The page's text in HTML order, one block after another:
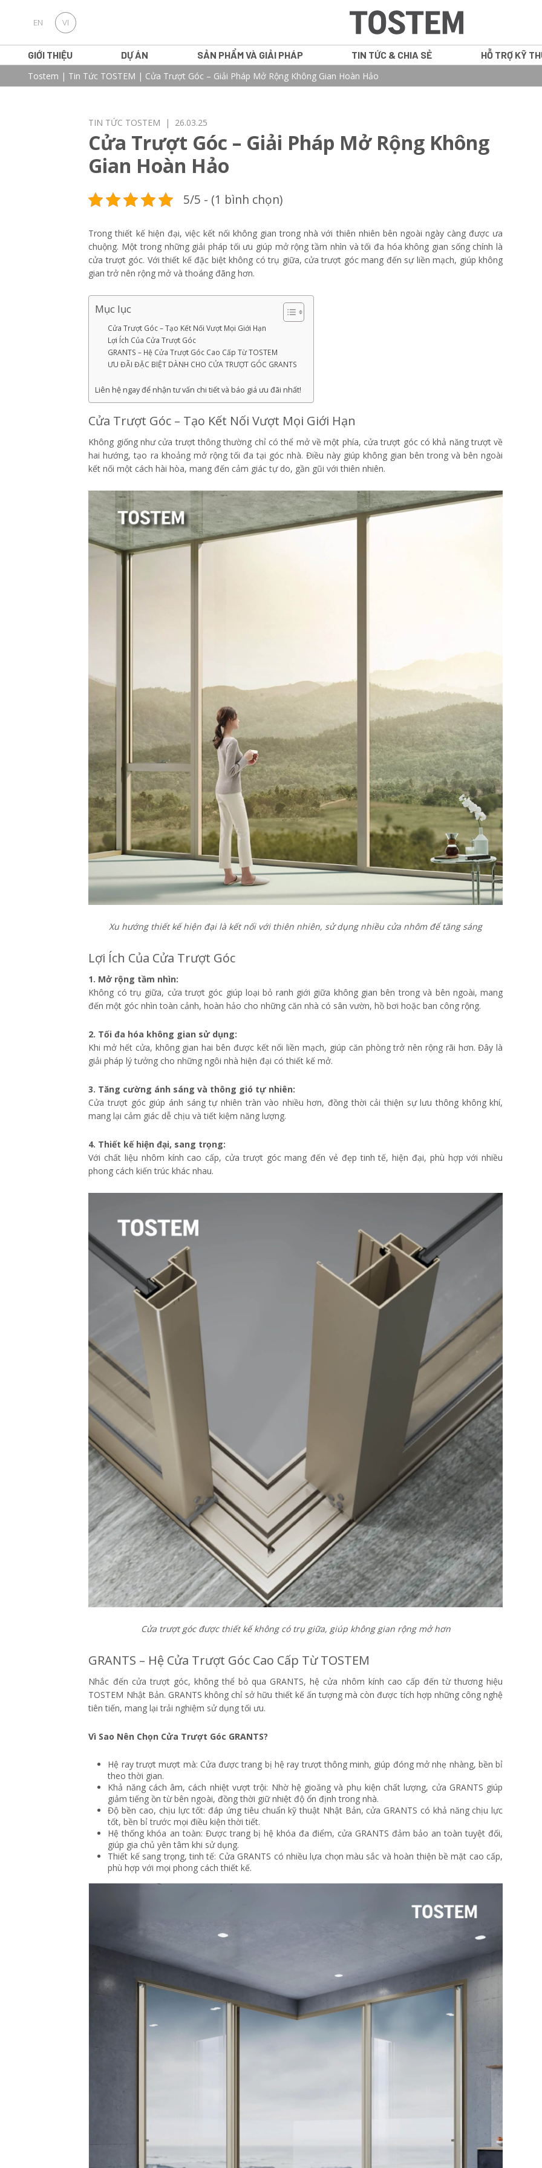
EN VI
GIỚI THIỆU DỰ ÁN SẢN PHẨM VÀ GIẢI PHÁP
ATIS
IN16
CỬA ĐI NHÔM
TIN TỨC & CHIA SẺ HỖ TRỢ KỸ
Tostem | Tin Tức TOSTEM | Cửa Trượt Góc – Giải Pháp Mở Rộng Không Gian Hoàn Hảo
TIN TỨC TOSTEM | 26.03.25
Cửa Trượt Góc – Giải Pháp Mở Rộng Không
Gian Hoàn Hảo
5/5 - (1 bình chọn)
Trong thiết kế hiện đại, việc kết nối không gian trong nhà với thiên nhiên bên ngoài ngày càng được ưa
chuộng. Một trong những giải pháp tối ưu giúp mở rộng tầm nhìn và tối đa hóa không gian sống chính là
cửa trượt góc. Với thiết kế đặc biệt không có trụ giữa, cửa trượt góc mang đến sự liền mạch, giúp không
gian trở nên rộng mở và thoáng đãng hơn.
Mục lục
Cửa Trượt Góc – Tạo Kết Nối Vượt Mọi Giới Hạn
Lợi Ích Của Cửa Trượt Góc
GRANTS – Hệ Cửa Trượt Góc Cao Cấp Từ TOSTEM
ƯU ĐÃI ĐẶC BIỆT DÀNH CHO CỬA TRƯỢT GÓC GRANTS
Liên hệ ngay để nhận tư vấn chi tiết và báo giá ưu đãi nhất!
Cửa Trượt Góc – Tạo Kết Nối Vượt Mọi Giới Hạn
Không giống như cửa trượt thông thường chỉ có thể mở về một phía, cửa trượt góc có khả năng trượt về
hai hướng, tạo ra khoảng mở rộng tối đa tại góc nhà. Điều này giúp không gian bên trong và bên ngoài
kết nối một cách hài hòa, mang đến cảm giác tự do, gần gũi với thiên nhiên.
Xu hướng thiết kế hiện đại là kết nối với thiên nhiên, sử dụng nhiều cửa nhôm để tăng sáng
Lợi Ích Của Cửa Trượt Góc
1. Mở rộng tầm nhìn:
Không có trụ giữa, cửa trượt góc giúp loại bỏ ranh giới giữa không gian bên trong và bên ngoài, mang
đến một góc nhìn toàn cảnh, hoàn hảo cho những căn nhà có sân vườn, hồ bơi hoặc ban công rộng.
2. Tối đa hóa không gian sử dụng:
Khi mở hết cửa, không gian hai bên được kết nối liền mạch, giúp căn phòng trở nên rộng rãi hơn. Đây là
giải pháp lý tưởng cho những ngôi nhà hiện đại có thiết kế mở.
3. Tăng cường ánh sáng và thông gió tự nhiên:
Cửa trượt góc giúp ánh sáng tự nhiên tràn vào nhiều hơn, đồng thời cải thiện sự lưu thông không khí,
mang lại cảm giác dễ chịu và tiết kiệm năng lượng.
4. Thiết kế hiện đại, sang trọng:
Với chất liệu nhôm kính cao cấp, cửa trượt góc mang đến vẻ đẹp tinh tế, hiện đại, phù hợp với nhiều
phong cách kiến trúc khác nhau.
Cửa trượt góc được thiết kế không có trụ giữa, giúp không gian rộng mở hơn
GRANTS – Hệ Cửa Trượt Góc Cao Cấp Từ TOSTEM
Nhắc đến cửa trượt góc, không thể bỏ qua GRANTS, hệ cửa nhôm kính cao cấp đến từ thương hiệu
TOSTEM Nhật Bản. GRANTS không chỉ sở hữu thiết kế ấn tượng mà còn được tích hợp những công nghệ
tiên tiến, mang lại trải nghiệm sử dụng tối ưu.
Vì Sao Nên Chọn Cửa Trượt Góc GRANTS?
Hệ ray trượt mượt mà: Cửa được trang bị hệ ray trượt thông minh, giúp đóng mở nhẹ nhàng, bền bỉ
theo thời gian.
Khả năng cách âm, cách nhiệt vượt trội: Nhờ hệ gioăng và phụ kiện chất lượng, cửa GRANTS giúp
giảm tiếng ồn từ bên ngoài, đồng thời giữ nhiệt độ ổn định trong nhà.
Độ bền cao, chịu lực tốt: đáp ứng tiêu chuẩn kỹ thuật Nhật Bản, cửa GRANTS có khả năng chịu lực
tốt, bền bỉ trước mọi điều kiện thời tiết.
Hệ thống khóa an toàn: Được trang bị hệ khóa đa điểm, cửa GRANTS đảm bảo an toàn tuyệt đối,
giúp gia chủ yên tâm khi sử dụng.
Thiết kế sang trọng, tinh tế: Cửa GRANTS có nhiều lựa chọn màu sắc và hoàn thiện bề mặt cao cấp,
phù hợp với mọi phong cách thiết kế.